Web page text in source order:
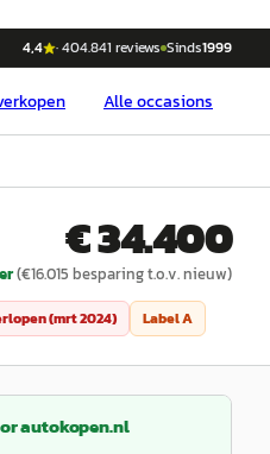
4,4 ·404.841 reviews Sinds1999
Alle occasions
€ 34.400
(€16.015 besparing t.o.v. nieuw)
(mrt 2024) LabelA
autokopen.nl